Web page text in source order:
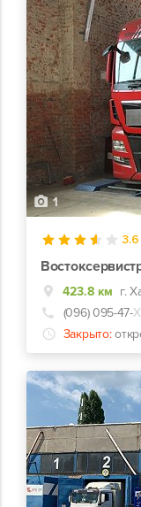
1
3.6
423.8 км г.
(096) 095-47-
Закрыто: